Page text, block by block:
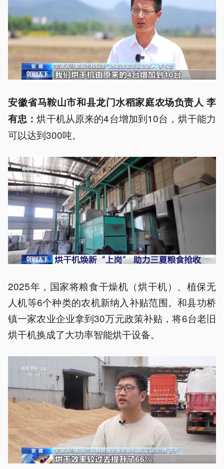
安徽省马鞍山市和县龙门水稻家庭农场负责人 李
有忠：烘干机从原来的4台增加到10台，烘干能力
可以达到300吨。
2025年，国家将粮食干燥机（烘干机）、植保无
人机等6个种类的农机新纳入补贴范围。和县功桥
镇一家农业企业拿到30万元政策补贴，将6台老旧
烘干机换成了大功率智能烘干设备。